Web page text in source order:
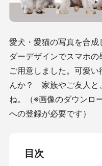
愛犬・愛猫の写真を合
ダーデザインでスマホ
ご用意しました。可愛
んか？ 家族やご友人と
ね。（※画像のダウンロ
への登録が必要です）
目次